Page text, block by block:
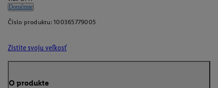
Doručenie
Číslo produktu: 100365779005
Zistite svoju veľkosť
O produkte